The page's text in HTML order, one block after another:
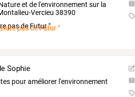
et de l'environnement sur la
Vercieu 38390
pas de Futur "
Sophie
pour améliorer l'environnement